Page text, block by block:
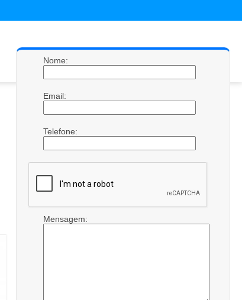
Nome:
Email:
Telefone:
Mensagem: